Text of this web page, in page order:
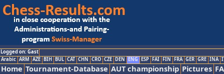
Logged on: Gast
Arabic ARM AZE BIH BUL CAT CHN CRO CZE DEN ENG ESP FAI FIN FRA GER GRE INA
Home Tournament-Database AUT championship Pictures